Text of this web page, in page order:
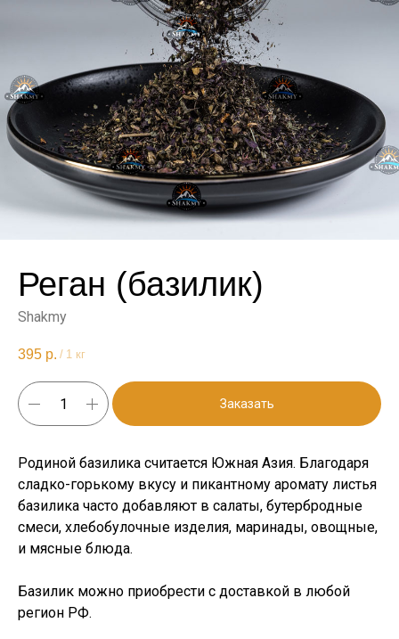
Реган (базилик)
Shakmy
395 р. / 1 кг
Заказать
Родиной базилика считается Южная Азия. Благодаря
сладко-горькому вкусу и пикантному аромату листья
базилика часто добавляют в салаты, бутербродные
смеси, хлебобулочные изделия, маринады, овощные,
и мясные блюда.
Базилик можно приобрести с доставкой в любой
регион РФ.